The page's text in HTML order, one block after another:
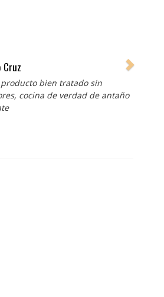
Cruz
bien tratado sin
cocina de verdad de antaño